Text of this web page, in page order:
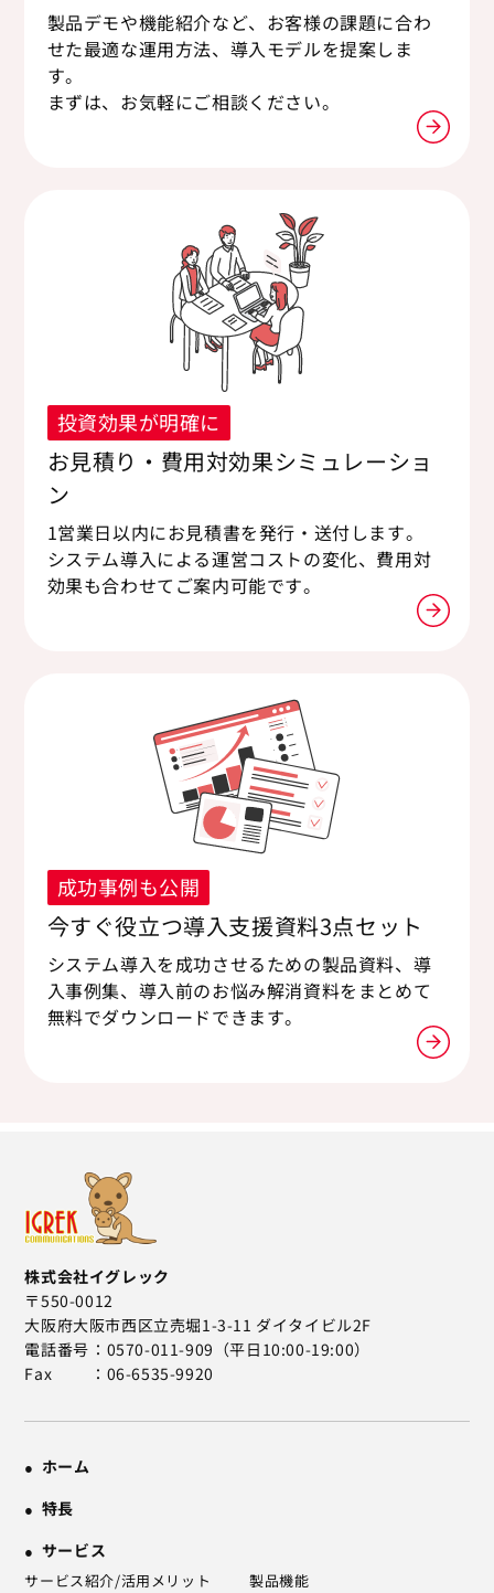
製品デモや機能紹介など、お客様の課題に合わ
せた最適な運用方法、導入モデルを提案しま
す。
まずは、お気軽にご相談ください。
投資効果が明確に
お見積り・費用対効果シミュレーショ
ン
1営業日以内にお見積書を発行・送付します。
システム導入による運営コストの変化、費用対
効果も合わせてご案内可能です。
成功事例も公開
今すぐ役立つ導入支援資料3点セット
システム導入を成功させるための製品資料、導
入事例集、導入前のお悩み解消資料をまとめて
無料でダウンロードできます。
株式会社イグレック
〒550-0012
大阪府大阪市西区立売堀1-3-11 ダイタイビル2F
電話番号
0570-011-909（平日10:00-19:00）
Fax
06-6535-9920
ホーム
特長
サービス
サービス紹介/活用メリット
製品機能